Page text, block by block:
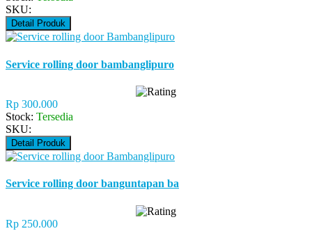
SKU:
Detail Produk
Service rolling door bambanglipuro
Rp 300.000
Stock: Tersedia
SKU:
Detail Produk
Service rolling door banguntapan ba
Rp 250.000